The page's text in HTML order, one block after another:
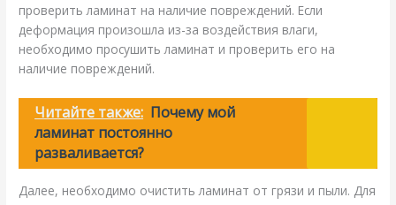
проверить ламинат на наличие повреждений. Если
деформация произошла из-за воздействия влаги,
необходимо просушить ламинат и проверить его на
наличие повреждений.
Читайте также: Почему мой
ламинат постоянно
разваливается?
Далее, необходимо очистить ламинат от грязи и пыли. Для